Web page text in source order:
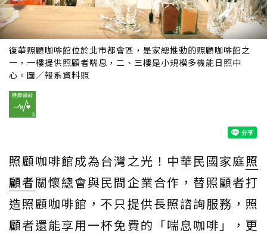
復華照顧咖啡館位於北市都會區，是家總推動的照顧咖啡館之
一，一樓提供照顧者喘息，二、三樓是小規模多機能日照中
心。圖／報系資料照
照顧咖啡館成為台灣之光！中華民國家庭照
顧者關懷總會與民間企業合作，替照顧者打
造照顧咖啡館，不只提供長照諮詢服務，照
顧者還能享用一杯免費的「喘息咖啡」，更